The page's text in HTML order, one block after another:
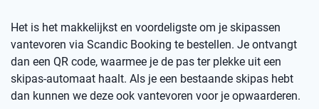
Het is het makkelijkst en voordeligste om je skipassen
vantevoren via Scandic Booking te bestellen. Je ontvangt
dan een QR code, waarmee je de pas ter plekke uit een
skipas-automaat haalt. Als je een bestaande skipas hebt
dan kunnen we deze ook vantevoren voor je opwaarderen.